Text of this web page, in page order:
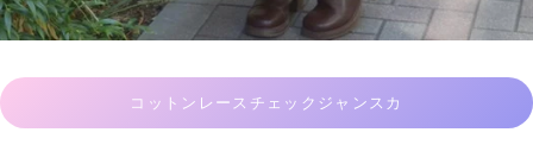
コットンレースチェックジャンスカ